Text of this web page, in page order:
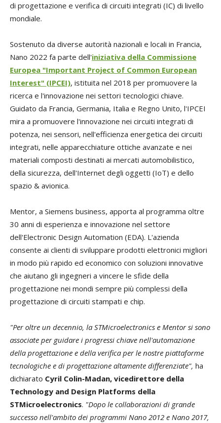
di progettazione e verifica di circuiti integrati (IC) di livello
mondiale.
Sostenuto da diverse autorità nazionali e locali in Francia,
Nano 2022 fa parte dell'iniziativa della Commissione
Europea "Important Project of Common European
Interest" (IPCEI), istituita nel 2018 per promuovere la
ricerca e l'innovazione nei settori tecnologici chiave.
Guidato da Francia, Germania, Italia e Regno Unito, l'IPCEI
mira a promuovere l'innovazione nei circuiti integrati di
potenza, nei sensori, nell'efficienza energetica dei circuiti
integrati, nelle apparecchiature ottiche avanzate e nei
materiali composti destinati ai mercati automobilistico,
della sicurezza, dell'Internet degli oggetti (IoT) e dello
spazio & avionica.
Mentor, a Siemens business, apporta al programma oltre
30 anni di esperienza e innovazione nel settore
dell'Electronic Design Automation (EDA). L'azienda
consente ai clienti di sviluppare prodotti elettronici migliori
in modo più rapido ed economico con soluzioni innovative
che aiutano gli ingegneri a vincere le sfide della
progettazione nei mondi sempre più complessi della
progettazione di circuiti stampati e chip.
"Per oltre un decennio, la STMicroelectronics e Mentor si sono
associate per guidare i progressi chiave nell'automazione
della progettazione e della verifica per le nostre piattaforme
tecnologiche e di progettazione altamente differenziate", ha
dichiarato Cyril Colin-Madan, vicedirettore della
Technology and Design Platforms della
STMicroelectronics. "Dopo le collaborazioni di grande
successo nell'ambito dei programmi Nano 2012 e Nano 2017,